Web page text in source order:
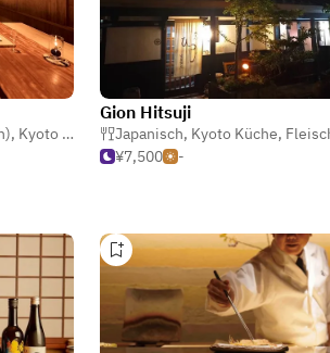
, Kyoto Küche ,Französisch
Gion Hitsuji
Japanisch, Kyoto Küche,
¥7,500
-